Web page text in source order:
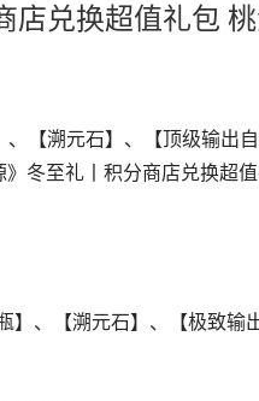
店兑换超值礼包
【溯元石】、【顶级输出
冬至礼丨积分商店兑换超
、【溯元石】、【极致输